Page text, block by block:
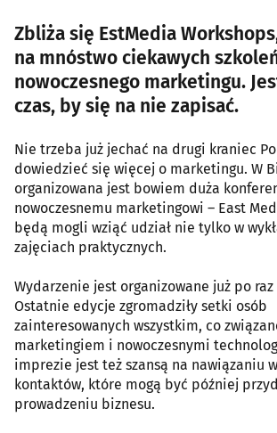
Zbliża się EstMedia
na mnóstwo ciekawych
nowoczesnego marketingu.
czas, by się na nie zapisać.
Nie trzeba już jechać na drugi kraniec
dowiedzieć się więcej o marketingu. W
organizowana jest bowiem duża
nowoczesnemu marketingowi – East
będą mogli wziąć udział nie tylko w
zajęciach praktycznych.
Wydarzenie jest organizowane już po raz
Ostatnie edycje zgromadziły setki osób
zainteresowanych wszystkim, co
marketingiem i nowoczesnymi
imprezie jest też szansą na nawiązaniu
kontaktów, które mogą być później
prowadzeniu biznesu.